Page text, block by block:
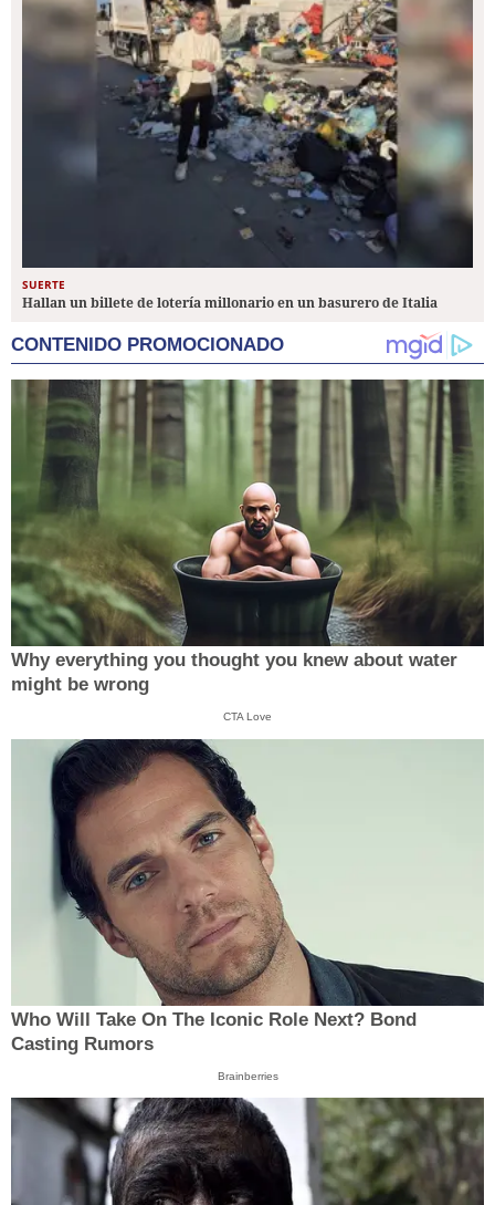
SUERTE
Hallan un billete de lotería millonario en un basurero de Italia
CONTENIDO PROMOCIONADO
Why everything you thought you knew about water
might be wrong
CTA Love
Who Will Take On The Iconic Role Next? Bond
Casting Rumors
Brainberries